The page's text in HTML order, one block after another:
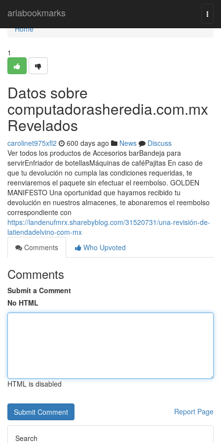
ariabookmarks
Home
Home
1
Datos sobre
computadorasheredia.com.mx
Revelados
carolinet975xfl2 600 days ago News
Discuss
Ver todos los productos de Accesorios barBandeja para
servirEnfriador de botellasMáquinas de caféPajitas En caso de
que tu devolución no cumpla las condiciones requeridas, te
reenviaremos el paquete sin efectuar el reembolso. GOLDEN
MANIFESTO Una oportunidad que hayamos recibido tu
devolución en nuestros almacenes, te abonaremos el reembolso
correspondiente con
https://landenufmrx.sharebyblog.com/31520731/una-revisión-de-
latiendadelvino-com-mx
Comments
Who Upvoted
Comments
Submit a Comment
No HTML
HTML is disabled
Report Page
Search